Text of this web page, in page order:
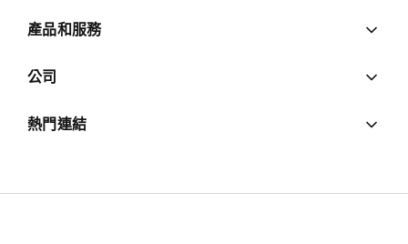
產品和服務
公司
熱門連結